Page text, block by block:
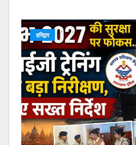
हरिद्वार